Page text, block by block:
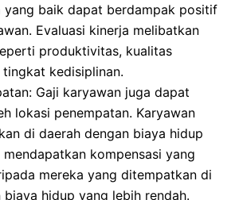
yang baik dapat berdampak positif
Evaluasi kinerja melibatkan
produktivitas, kualitas
tingkat kedisiplinan.
Gaji karyawan juga dapat
lokasi penempatan. Karyawan
di daerah dengan biaya hidup
kompensasi yang
mereka yang ditempatkan di
biaya hidup yang lebih rendah.